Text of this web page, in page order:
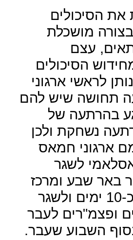
את הסיכולים
מושכלת
עצם
הסיכולים
לראשי ארגוני
תחושה שיש להם
בהרתעה של
נשחקת ולכן
ארגוני חמאס
לשגר
באר שבע ומרכז
הארץ לפני כ-10 ימים ולשגר
ופצמ"רים לעבר
השבוע שעבר.